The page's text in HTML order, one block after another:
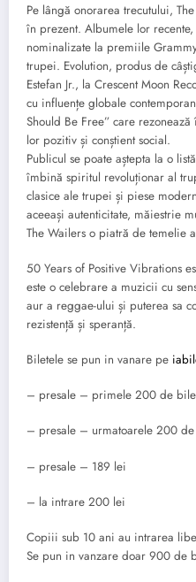
Pe lângă onorarea trecutului,
în prezent. Albumele lor
nominalizate la premiile
trupei. Evolution, produs de
Estefan Jr., la Crescent Moon
cu influențe globale
Should Be Free” care
lor pozitiv și conștient social.
Publicul se poate aștepta la o
îmbină spiritul revoluționar al
clasice ale trupei și piese
aceeași autenticitate, măiestrie
The Wailers o piatră de temelie
50 Years of Positive Vibrations
este o celebrare a muzicii cu
aur a reggae-ului și puterea sa
rezistență și speranță.
Biletele se pun in vanare pe
– presale – primele 200 de
– presale – urmatoarele 200
– presale – 189 lei
– la intrare 200 lei
Copiii sub 10 ani au intrarea
Se pun in vanzare doar 900 de